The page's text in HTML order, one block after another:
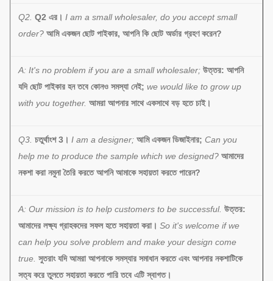
Q2. Q2 এর। I am a small wholesaler, do you accept small
order? আমি একজন ছোট পাইকার, আপনি কি ছোট অর্ডার গ্রহণ করেন?
A: It's no problem if you are a small wholesaler; উত্তর: আপনি
যদি ছোট পাইকার হন তবে কোনও সমস্যা নেই; we would like to grow up
with you together. আমরা আপনার সাথে একসাথে বড় হতে চাই।
Q3. চতুর্থাংশ 3। I am a designer; আমি একজন ডিজাইনার; Can you
help me to produce the sample which we designed? আমাদের
নকশা করা নমুনা তৈরি করতে আপনি আমাকে সহায়তা করতে পারেন?
A: Our mission is to help customers to be successful. উত্তর:
আমাদের লক্ষ্য গ্রাহকদের সফল হতে সহায়তা করা। So it's welcome if we
can help you solve problem and make your design come
true. সুতরাং যদি আমরা আপনাকে সমস্যার সমাধান করতে এবং আপনার নকশাটিকে
সত্য করে তুলতে সহায়তা করতে পারি তবে এটি স্বাগত।